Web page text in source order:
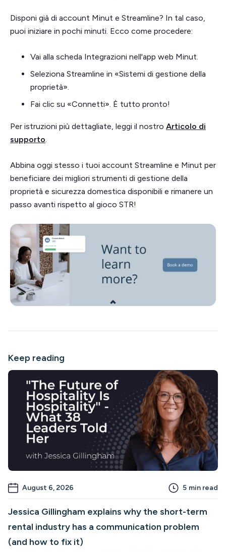
Disponi già di account Minut e Streamline? In tal caso,
puoi iniziare in pochi minuti. Ecco come procedere:
Vai alla scheda Integrazioni nell'app web Minut.
Seleziona Streamline in «Sistemi di gestione della
proprietà».
Fai clic su «Connetti». È tutto pronto!
Per istruzioni più dettagliate, leggi il nostro Articolo di
supporto
Abbina oggi stesso i tuoi account Streamline e Minut per
beneficiare dei migliori strumenti di gestione della
proprietà e sicurezza domestica disponibili e rimanere un
passo avanti rispetto al gioco STR!
Keep reading
August 6, 2026 5 min read
Jessica Gillingham explains why the short-term
rental industry has a communication problem
(and how to fix it)